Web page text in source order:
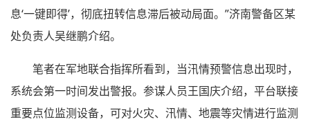
息‘一键即得’，彻底扭转信息滞后被动局面。”济南警备区某
处负责人吴继鹏介绍。
笔者在军地联合指挥所看到，当汛情预警信息出现时，
系统会第一时间发出警报。参谋人员王国庆介绍，平台联接
重要点位监测设备，可对火灾、汛情、地震等灾情进行监测